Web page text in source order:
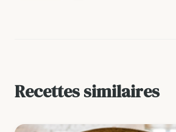
Recettes similaires